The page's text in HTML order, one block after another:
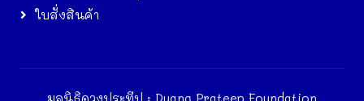
ใบสั่งสินค้า
มูลนิธิดวงประทีป : Duang Prateep Foundation